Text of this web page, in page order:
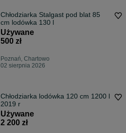
Chłodziarka Stalgast pod blat 85
cm lodówka 130 l
Używane
500 zł
Poznań, Chartowo
02 sierpnia 2026
Chłodziarka lodówka 120 cm 1200 l
2019 r
Używane
2 200 zł